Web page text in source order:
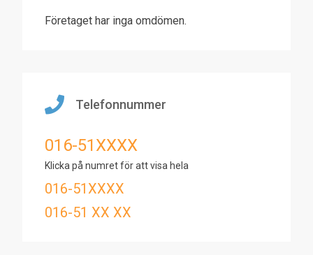
Företaget har inga omdömen.
Telefonnummer
016-51XXXX
Klicka på numret för att visa hela
016-51XXXX
016-51 XX XX